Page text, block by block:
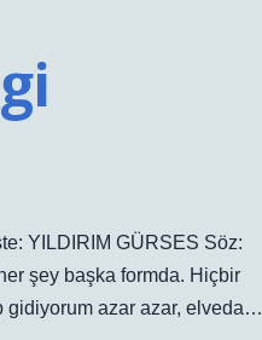
YILDIRIM GÜRSES Söz:
şey başka formda. Hiçbir
gidiyorum azar azar, elveda…